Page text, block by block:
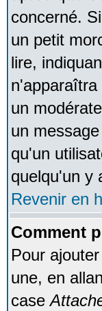
concerné.
un petit
lire,
un
un
qu'un
quelqu'un y
Revenir en
Comment
Pour
une, en
case